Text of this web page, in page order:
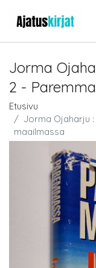
Jorma
2 -
Etusivu
Jorma Ojaharju
maailmassa